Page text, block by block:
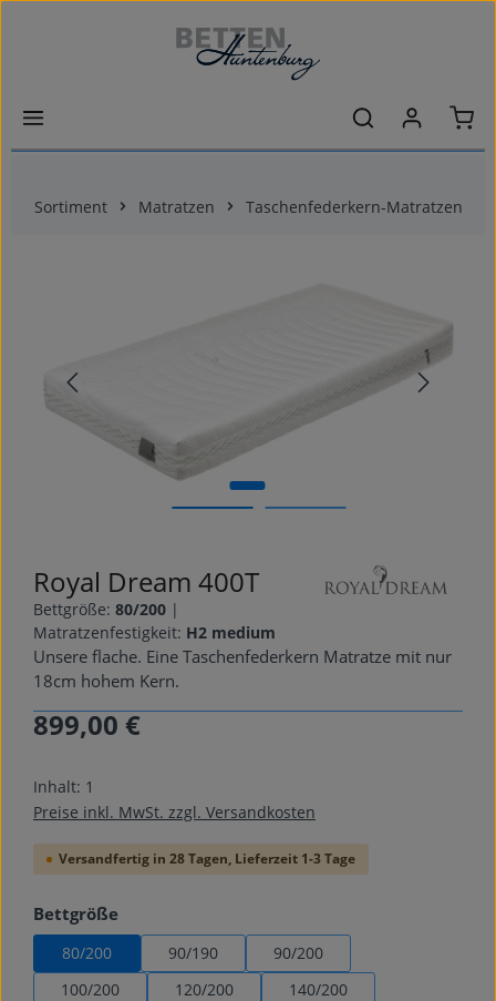
Zum Hauptinhalt springen
Sortiment Matratzen Taschenfederkern-Matratzen
Royal Dream 400T
Bettgröße: 80/200 |
Matratzenfestigkeit: H2 medium
Unsere flache. Eine Taschenfederkern Matratze mit nur
18cm hohem Kern.
Regulärer Preis:
899,00 €
Inhalt: 1
Preise inkl. MwSt. zzgl. Versandkosten
Versandfertig in 28 Tagen, Lieferzeit 1-3 Tage
Bettgröße
80/200 90/190
90/200
100/200
120/200 140/200